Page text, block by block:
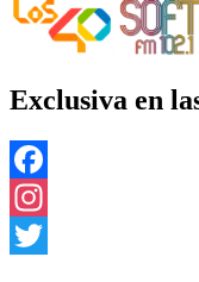
Exclusiva en
Facebook
Instagram